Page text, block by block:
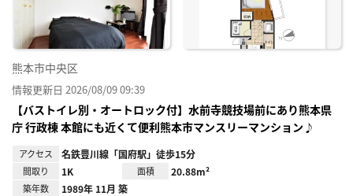
熊本市中央区
情報更新日 2026/08/09 09:39
【バストイレ別・オートロック付】水前寺競技場前にあり熊本県
庁 行政棟 本館にも近くて便利熊本市マンスリーマンション♪
アクセス 名鉄豊川線「国府駅」徒歩15分
間取り 1K 面積 20.88m²
築年数 1989年 11月 築